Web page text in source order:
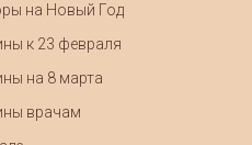
на Новый Год
к 23 февраля
на 8 марта
врачам